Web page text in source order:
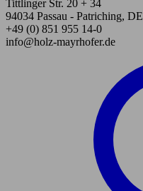
Tittlinger Str. 20 + 34
94034 Passau - Patriching, DE
+49 (0) 851 955 14-0
info@holz-mayrhofer.de